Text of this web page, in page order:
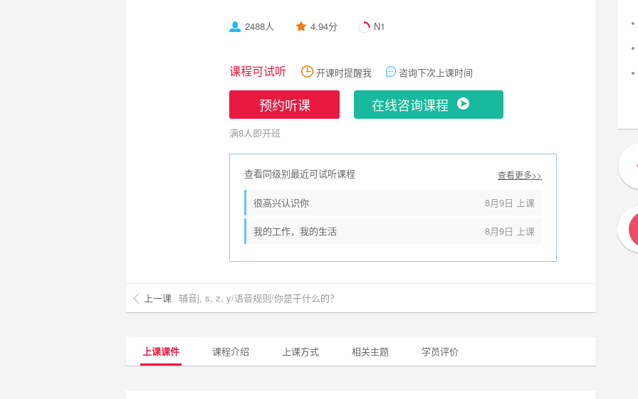
2488人 4.94分 N1
课程可试听 开课时提醒我 咨询下次上课时间
预约听课 在线咨询课程
满8人即开班
查看同级别最近可试听课程 查看更多>>
很高兴认识你 8月9日 上课
我的工作，我的生活 8月9日 上课
上一课 辅音j, s, z, y/语音规则/你是干什么的？
上课课件 课程介绍 上课方式 相关主题 学员评价